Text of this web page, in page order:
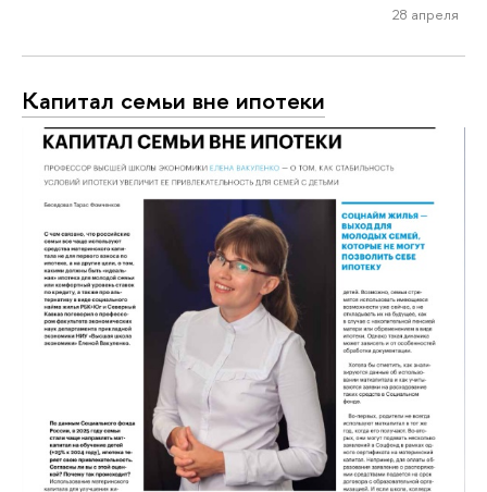
28 апреля
Капитал семьи вне ипотеки